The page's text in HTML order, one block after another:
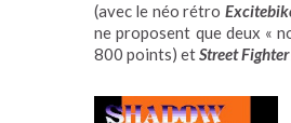
(avec le néo rétro
ne proposent que deux «
800 points) etStreet